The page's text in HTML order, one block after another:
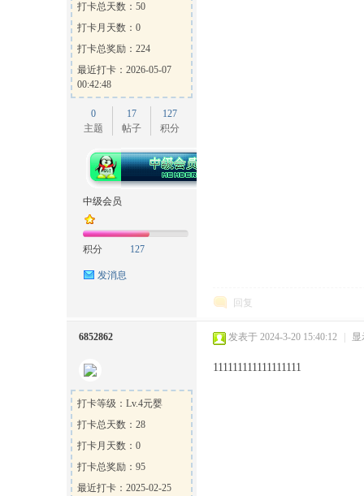
论
打卡总天数：50
打卡月天数：0
打卡总奖励：224
最近打卡：2026-05-07
00:42:48
0
主题
17
帖子
127
积分
中级会员
积分 127
发消息
回复
6852862
打卡等级：Lv.4元婴
打卡总天数：28
打卡月天数：0
打卡总奖励：95
最近打卡：2025-02-25
发表于 2024-3-20 15:40:12 显
111111111111111111